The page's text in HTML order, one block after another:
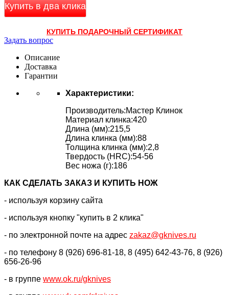
Купить в два клика
КУПИТЬ ПОДАРОЧНЫЙ СЕРТИФИКАТ
Задать вопрос
Описание
Доставка
Гарантии
Характеристики:
Производитель:Мастер Клинок
Материал клинка:420
Длина (мм):215,5
Длина клинка (мм):88
Толщина клинка (мм):2,8
Твердость (HRC):54-56
Вес ножа (г):186
КАК CДЕЛАТЬ ЗАКАЗ И КУПИТЬ НОЖ
- используя корзину сайта
- используя кнопку "купить в 2 клика"
- по электронной почте на адрес zakaz@gknives.ru
- по телефону 8 (926) 696-81-18, 8 (495) 642-43-76, 8 (926)
656-26-96
- в группе www.ok.ru/gknives